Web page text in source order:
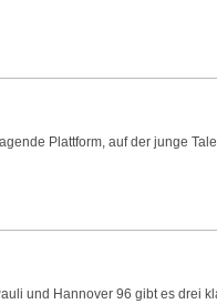
Plattform, auf der junge
und Hannover 96 gibt es drei